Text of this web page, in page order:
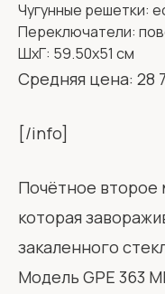
Чугунные решетки:
Переключатели:
ШхГ: 59.50х51 см
Средняя цена: 28
[/info]
Почётное второе
которая
закаленного
Модель GPE 363